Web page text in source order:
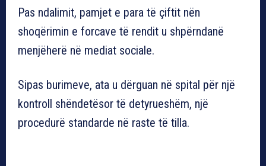
Pas ndalimit, pamjet e para të çiftit nën
shoqërimin e forcave të rendit u shpërndanë
menjëherë në mediat sociale.
Sipas burimeve, ata u dërguan në spital për një
kontroll shëndetësor të detyrueshëm, një
procedurë standarde në raste të tilla.